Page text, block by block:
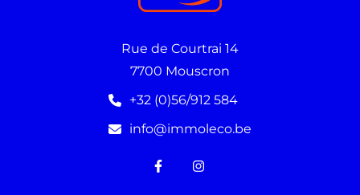
Rue de Courtrai 14
7700 Mouscron
+32 (0)56/912 584
info@immoleco.be